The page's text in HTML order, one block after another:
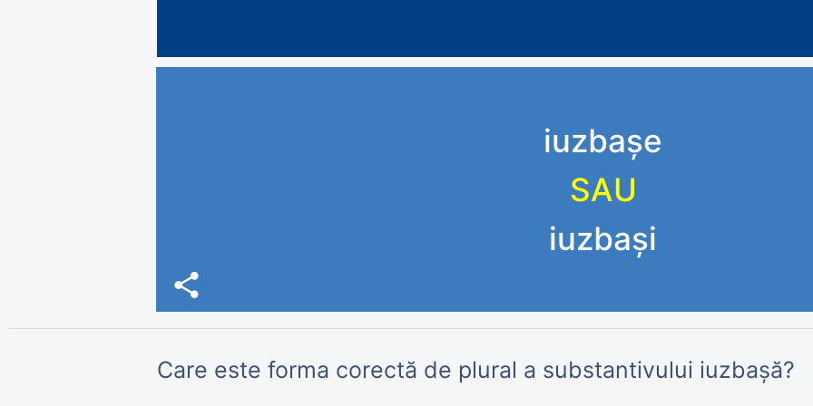
iuzbașe
SAU
iuzbași
share
Care este forma corectă de plural a substantivului iuzbașă?